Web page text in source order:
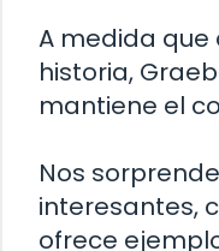
A medida que
historia,
mantiene el
Nos
interesantes,
ofrece